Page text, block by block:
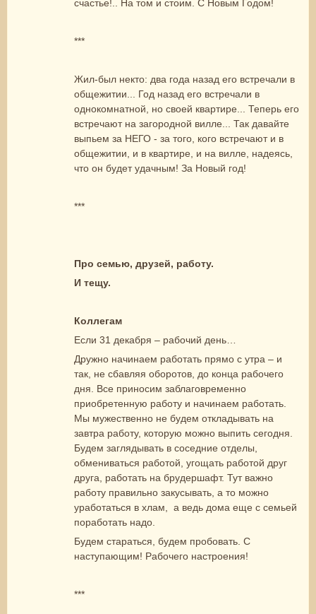
счастье!.. На том и стоим. С Новым Годом!
***
Жил-был некто: два года назад его встречали в
общежитии... Год назад его встречали в
однокомнатной, но своей квартире... Теперь его
встречают на загородной вилле... Так давайте
выпьем за НЕГО - за того, кого встречают и в
общежитии, и в квартире, и на вилле, надеясь,
что он будет удачным! За Новый год!
***
Про семью, друзей, работу.
И тещу.
Коллегам
Если 31 декабря – рабочий день…
Дружно начинаем работать прямо с утра – и
так, не сбавляя оборотов, до конца рабочего
дня. Все приносим заблаговременно
приобретенную работу и начинаем работать.
Мы мужественно не будем откладывать на
завтра работу, которую можно выпить сегодня.
Будем заглядывать в соседние отделы,
обмениваться работой, угощать работой друг
друга, работать на брудершафт. Тут важно
работу правильно закусывать, а то можно
уработаться в хлам, а ведь дома еще с семьей
поработать надо.
Будем стараться, будем пробовать. С
наступающим! Рабочего настроения!
***